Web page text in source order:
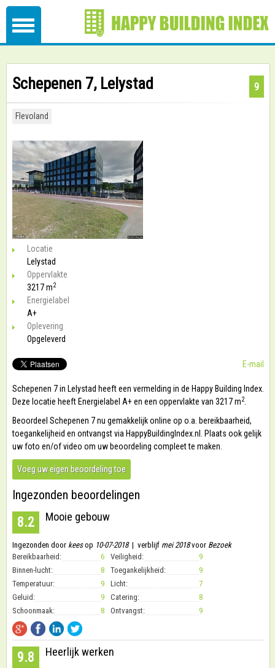
Schepenen 7, Lelystad 9
Flevoland
Locatie
Lelystad
Oppervlakte
3217 m2
Energielabel
A+
Oplevering
Opgeleverd
E-mail
Schepenen 7 in Lelystad heeft een vermelding in de Happy Building Index.
Deze locatie heeft Energielabel A+ en een oppervlakte van 3217 m2.
Beoordeel Schepenen 7 nu gemakkelijk online op o.a. bereikbaarheid,
toegankelijheid en ontvangst via HappyBuildingIndex.nl. Plaats ook gelijk
uw foto en/of video om uw beoordeling compleet te maken.
Voeg uw eigen beoordeling toe
Ingezonden beoordelingen
8.2 Mooie gebouw
Ingezonden door keesop 10-07-2018| verblijf mei 2018voor Bezoek
Bereikbaarheid:
6 Veiligheid:
9
Binnen-lucht:
8 Toegankelijkheid:
9
Temperatuur:
9 Licht:
7
Geluid:
9 Catering:
8
Schoonmaak:
8 Ontvangst: 9
9.8 Heerlijk werken